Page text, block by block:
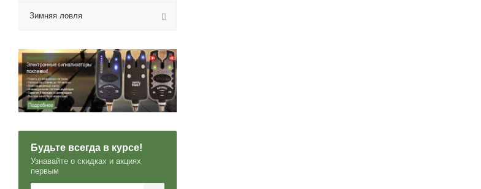
Зимняя ловля
Будьте всегда в курсе!
Узнавайте о скидках и акциях
первым